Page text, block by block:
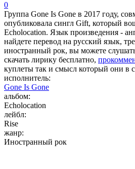
0
Группа Gone Is Gone в 2017 году,
опубликовала сингл Gift, который
Echolocation. Язык произведения -
найдете перевод на русский язык,
иностранный рок, вы можете
скачать лирику бесплатно,
куплеты так и смысл который они в
исполнитель:
Gone Is Gone
альбом:
Echolocation
лейбл:
Rise
жанр:
Иностранный рок